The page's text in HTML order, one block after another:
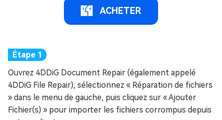
ACHETER
Ouvrez 4DDiG Document Repair (également appelé
4DDiG File Repair), sélectionnez « Réparation de fichiers
» dans le menu de gauche, puis cliquez sur « Ajouter
Fichier(s) » pour importer les fichiers corrompus depuis